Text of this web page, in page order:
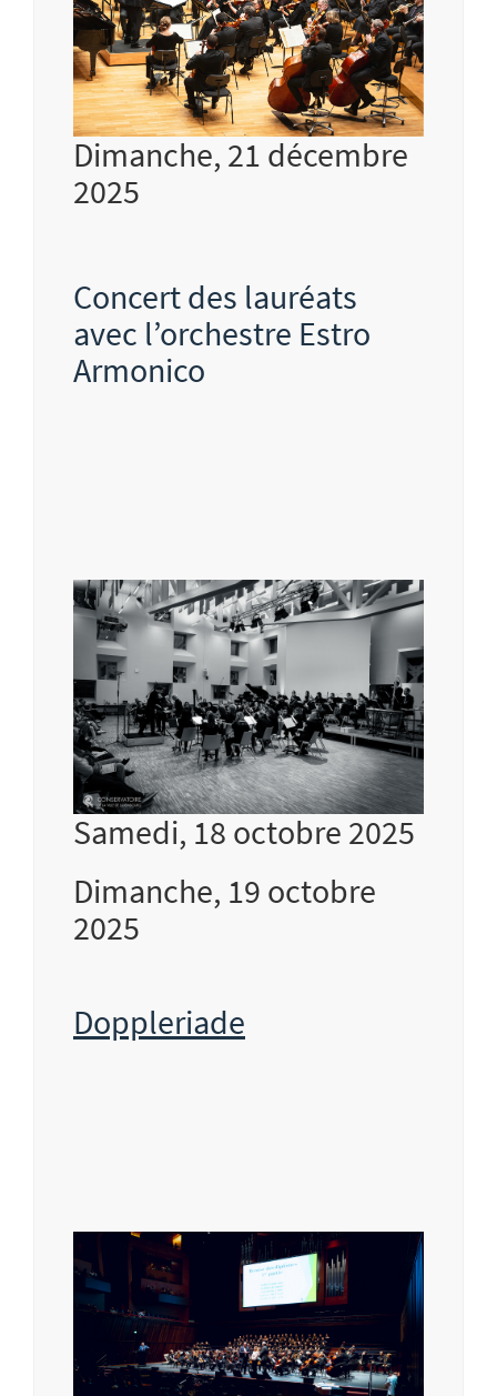
Dimanche, 21 décembre
2025
Concert des lauréats
avec l’orchestre Estro
Armonico
Samedi, 18 octobre 2025
Dimanche, 19 octobre
2025
Doppleriade